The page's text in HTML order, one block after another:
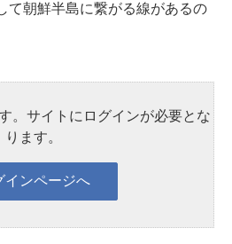
て朝鮮半島に繋がる線があるの
。サイトにログインが必要とな
ります。